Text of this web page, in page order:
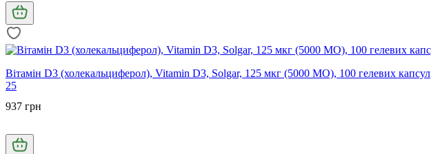
Вітамін D3 (холекальциферол), Vitamin D3, Solgar, 125 мкг (5000 МО), 100 гелевих капсул
25
937 грн